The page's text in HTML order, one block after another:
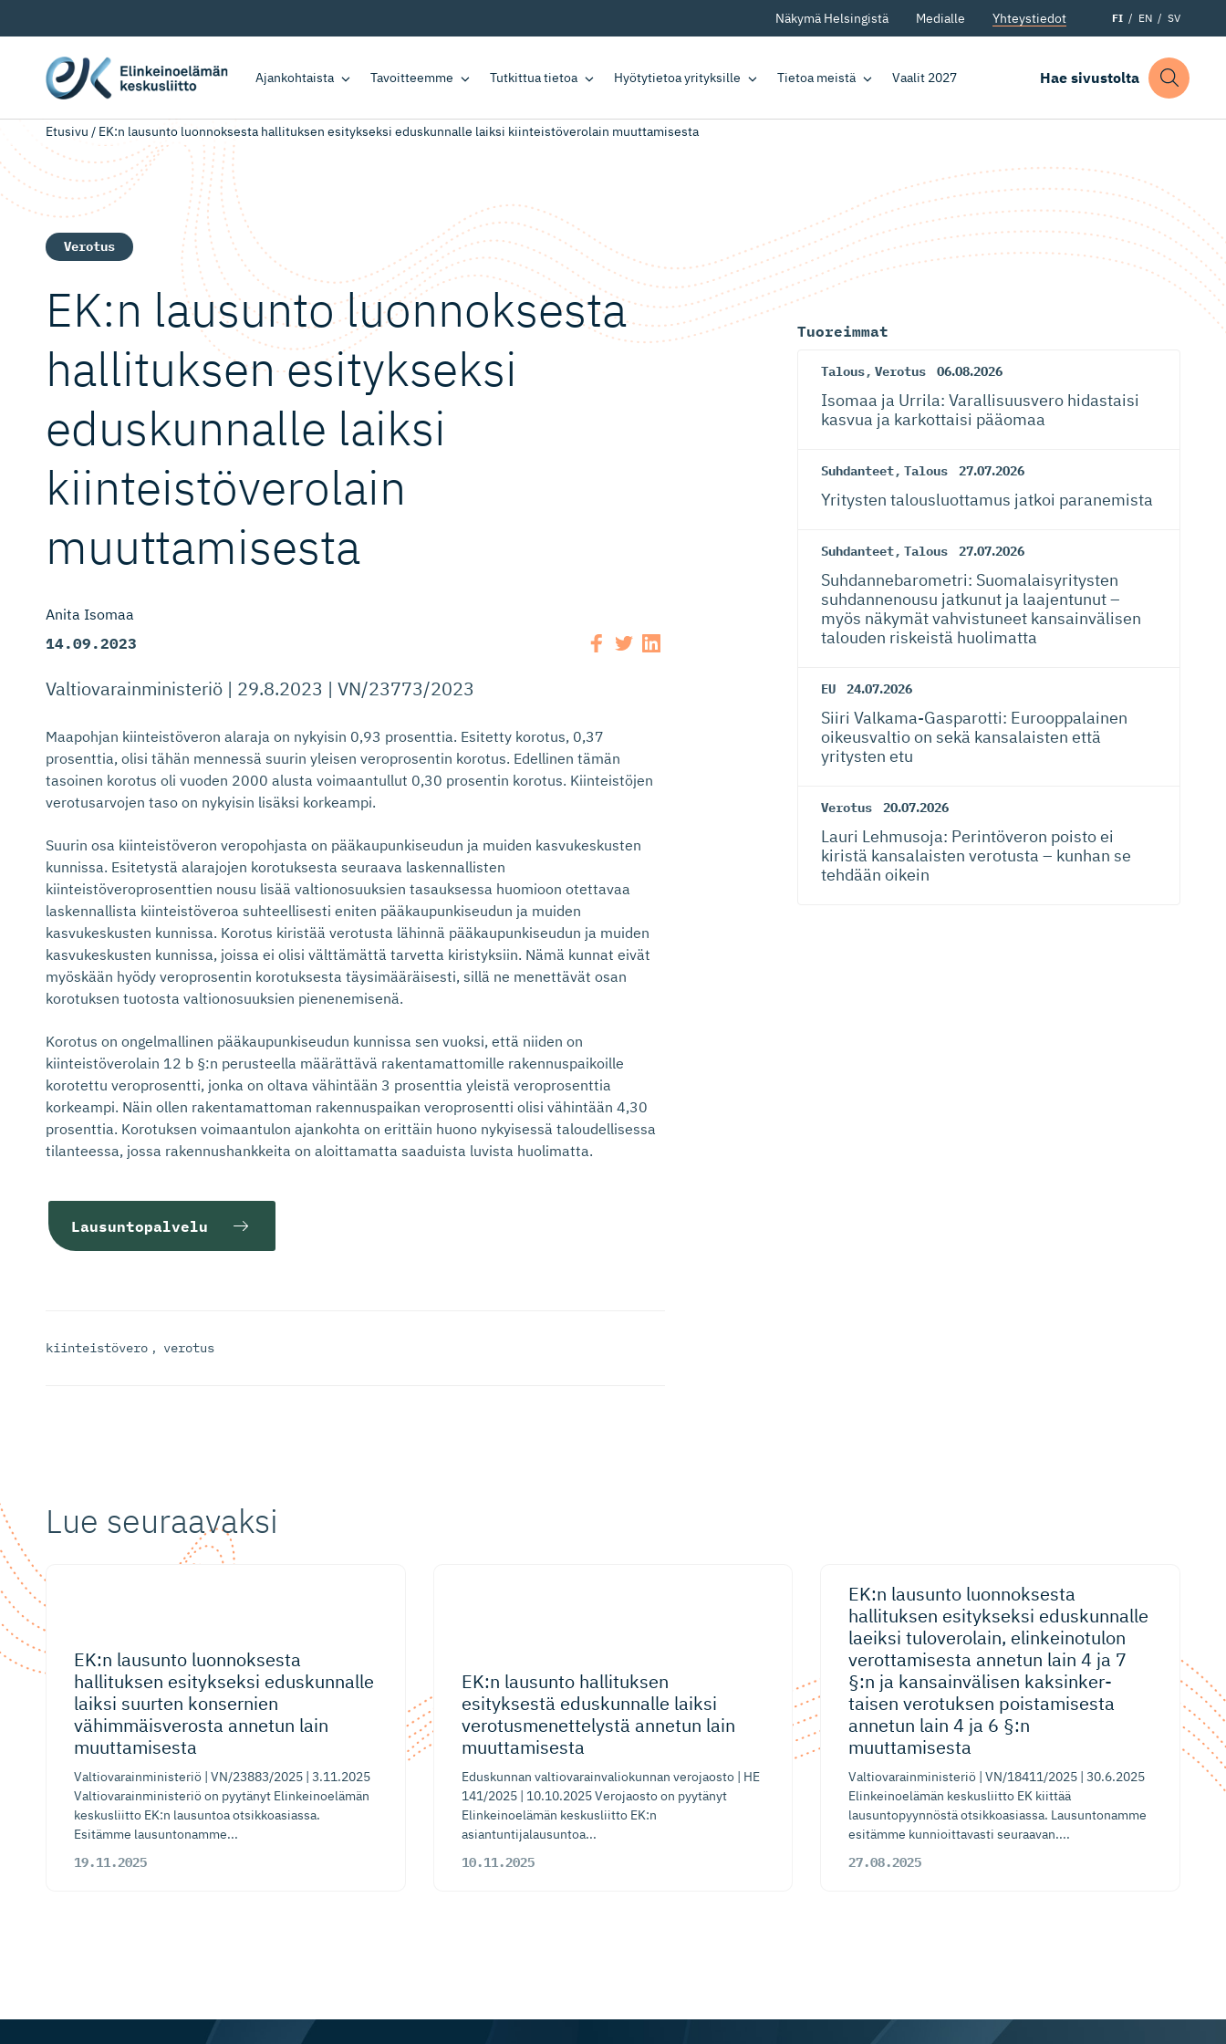
Näkymä Helsingistä Medialle Yhteystiedot FI EN SV
Ajankohtaista Tavoitteemme Tutkittua tietoa Hyötytietoa yrityksille Tietoa meistä Vaalit 2027 Hae sivustolta
Etusivu / EK:n lausunto luonnoksesta hallituksen esitykseksi eduskunnalle laiksi kiinteistöverolain muuttamisesta
Verotus
EK:n lausunto luonnoksesta
hallituksen esitykseksi
eduskunnalle laiksi
kiinteistö­ve­rolain
muuttamisesta
Anita Isomaa
14.09.2023
Valtiovarainministeriö | 29.8.2023 | VN/23773/2023
Maapohjan kiinteistöveron alaraja on nykyisin 0,93 prosenttia. Esitetty korotus, 0,37
prosenttia, olisi tähän mennessä suurin yleisen veroprosentin korotus. Edellinen tämän
tasoinen korotus oli vuoden 2000 alusta voimaantullut 0,30 prosentin korotus. Kiinteistöjen
verotusarvojen taso on nykyisin lisäksi korkeampi.
Suurin osa kiinteistöveron veropohjasta on pääkaupunkiseudun ja muiden kasvukeskusten
kunnissa. Esitetystä alarajojen korotuksesta seuraava laskennallisten
kiinteistöveroprosenttien nousu lisää valtionosuuksien tasauksessa huomioon otettavaa
laskennallista kiinteistöveroa suhteellisesti eniten pääkaupunkiseudun ja muiden
kasvukeskusten kunnissa. Korotus kiristää verotusta lähinnä pääkaupunkiseudun ja muiden
kasvukeskusten kunnissa, joissa ei olisi välttämättä tarvetta kiristyksiin. Nämä kunnat eivät
myöskään hyödy veroprosentin korotuksesta täysimääräisesti, sillä ne menettävät osan
korotuksen tuotosta valtionosuuksien pienenemisenä.
Korotus on ongelmallinen pääkaupunkiseudun kunnissa sen vuoksi, että niiden on
kiinteistöverolain 12 b §:n perusteella määrättävä rakentamattomille rakennuspaikoille
korotettu veroprosentti, jonka on oltava vähintään 3 prosenttia yleistä veroprosenttia
korkeampi. Näin ollen rakentamattoman rakennuspaikan veroprosentti olisi vähintään 4,30
prosenttia. Korotuksen voimaantulon ajankohta on erittäin huono nykyisessä taloudellisessa
tilanteessa, jossa rakennushankkeita on aloittamatta saaduista luvista huolimatta.
Lausuntopalvelu
kiinteistövero , verotus
Tuoreimmat
Talous, Verotus 06.08.2026
Isomaa ja Urrila: Varallisuusvero hidastaisi
kasvua ja karkottaisi pääomaa
Suhdanteet, Talous 27.07.2026
Yritysten talousluottamus jatkoi paranemista
Suhdanteet, Talous 27.07.2026
Suhdanneba­ro­metri: Suomalaisy­ri­tysten
suhdannenousu jatkunut ja laajentunut –
myös näkymät vahvistuneet kansainvälisen
talouden riskeistä huolimatta
EU 24.07.2026
Siiri Valkama-Gas­pa­rotti: Eurooppalainen
oikeusvaltio on sekä kansalaisten että
yritysten etu
Verotus 20.07.2026
Lauri Lehmusoja: Perintöveron poisto ei
kiristä kansalaisten verotusta – kunhan se
tehdään oikein
Lue seuraavaksi
EK:n lausunto luonnoksesta
hallituksen esitykseksi eduskunnalle
laiksi suurten konsernien
vähimmäis­verosta annetun lain
muuttamisesta
Valtiovarainministeriö | VN/23883/2025 | 3.11.2025
Valtiovarainministeriö on pyytänyt Elinkeinoelämän
keskusliitto EK:n lausuntoa otsikkoasiassa.
Esitämme lausuntonamme...
19.11.2025
EK:n lausunto hallituksen
esityksestä eduskunnalle laiksi
verotusme­net­telystä annetun lain
muuttamisesta
Eduskunnan valtiovarainvaliokunnan verojaosto | HE
141/2025 | 10.10.2025 Verojaosto on pyytänyt
Elinkeinoelämän keskusliitto EK:n
asiantuntijalausuntoa...
10.11.2025
EK:n lausunto luonnoksesta
hallituksen esitykseksi eduskunnalle
laeiksi tuloverolain, elinkeinotulon
verottamisesta annetun lain 4 ja 7
§:n ja kansainvälisen kaksinker­
taisen verotuksen poistamisesta
annetun lain 4 ja 6 §:n
muuttamisesta
Valtiovarainministeriö | VN/18411/2025 | 30.6.2025
Elinkeinoelämän keskusliitto EK kiittää
lausuntopyynnöstä otsikkoasiassa. Lausuntonamme
esitämme kunnioittavasti seuraavan....
27.08.2025